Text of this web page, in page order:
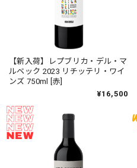
【新入荷】レプブリカ・デル・マ
ルベック 2023 リチッテリ・ワイ
ンズ 750ml [赤]
¥16,500